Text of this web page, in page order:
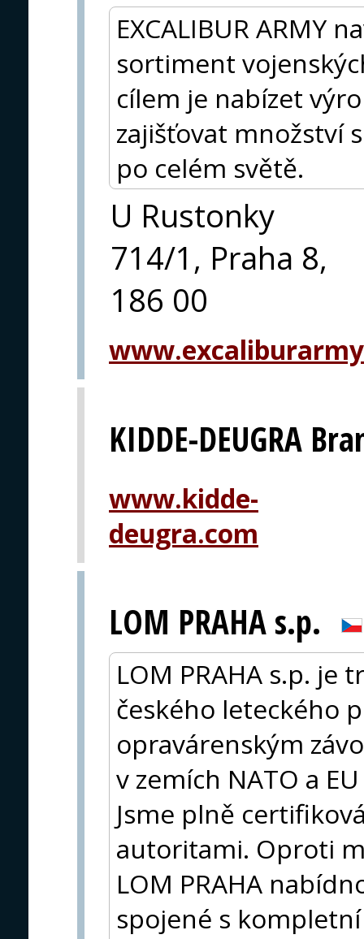
EXCALIBUR ARMY
sortiment
cílem je nabízet
zajišťovat množství
po celém světě.
U Rustonky
714/1, Praha 8,
186 00
KIDDE-DEUGRA
www.kidde-
deugra.com
LOM PRAHA s.p.
LOM PRAHA s.p.
českého leteckého
opravárenským
v zemích NATO a
Jsme plně
autoritami. Oproti
LOM PRAHA
spojené s